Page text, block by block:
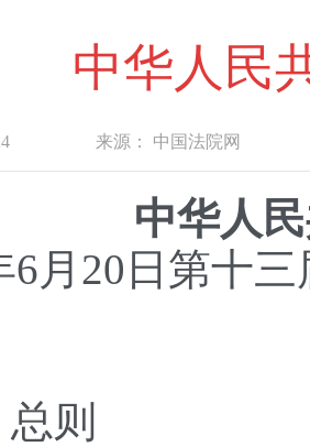
中华人民
来源： 中国法院网
中华人
6月20日第十
则